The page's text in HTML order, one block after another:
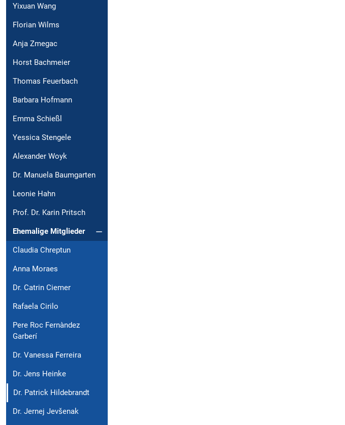
Yixuan Wang
Florian Wilms
Anja Zmegac
Horst Bachmeier
Thomas Feuerbach
Barbara Hofmann
Emma Schießl
Yessica Stengele
Alexander Woyk
Dr. Manuela Baumgarten
Leonie Hahn
Prof. Dr. Karin Pritsch
Ehemalige Mitglieder
Claudia Chreptun
Anna Moraes
Dr. Catrin Ciemer
Rafaela Cirilo
Pere Roc Fernàndez
Garberí
Dr. Vanessa Ferreira
Dr. Jens Heinke
Dr. Patrick Hildebrandt
Dr. Jernej Jevšenak